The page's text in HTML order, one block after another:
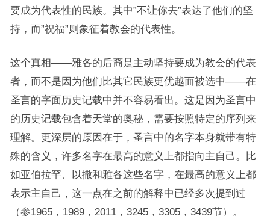
要成为代表性的民族。其中”不让你去”表达了他们的坚
持，而”祝福”则象征着教会的代表性。
这个真相——雅各的后裔是主动坚持要成为教会的代表
者，而不是因为他们比其它民族更优越而被选中——在
圣言的字面历史记载中并不容易看出。这是因为圣言中
的历史记载包含着天堂的奥秘，需要按照特定的序列来
理解。更深层的原因在于，圣言中的名字本身就带有特
殊的含义，许多名字在最高的意义上都指向主自己。比
如亚伯拉罕、以撒和雅各这些名字，在最高的意义上都
表示主自己，这一点在之前的解释中已经多次提到过
（参1965，1989，2011，3245，3305，3439节）。